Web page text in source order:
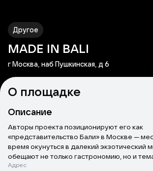
Другое
MADE IN BALI
г Москва, наб Пушкинская, д 6
О площадке
Описание
Авторы проекта позиционируют его как
«представительство Бали» в Москве —
время окунуться в далекий экзотический
обещают не только гастрономию, но и
культурную программу. А в интерьерах
Адрес